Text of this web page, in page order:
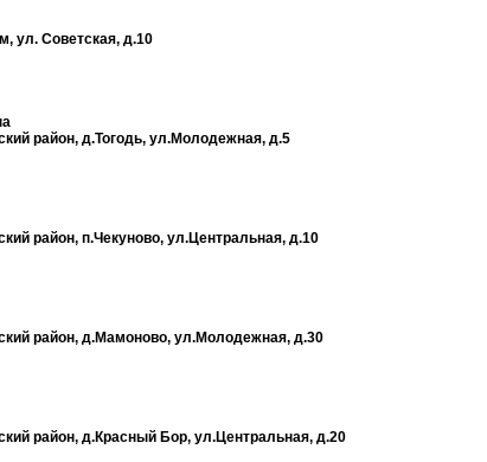
ул. Советская, д.10
район, д.Тогодь, ул.Молодежная, д.5
район, п.Чекуново, ул.Центральная, д.10
район, д.Мамоново, ул.Молодежная, д.30
район, д.Красный Бор, ул.Центральная, д.20